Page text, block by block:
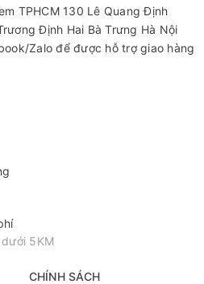
CHÍNH SÁCH
TPHCM130 Lê Quang Định
Định Hai Bà Trưng Hà Nội
Zalo để được hỗ trợ giao hàng
5KM